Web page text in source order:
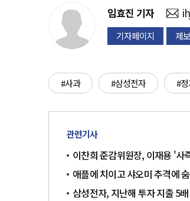
임효진 기자
기자페이지 제
#사과 #삼성전자 #
관련기사
이찬희 준감위원장, 이재용 '
애플에 치이고 샤오미 추격에
삼성전자, 지난해 투자 지출 5